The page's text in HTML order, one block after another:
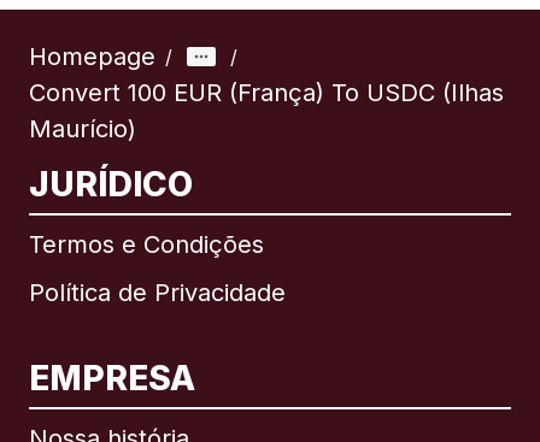
Homepage / /
Convert 100 EUR (França) To USDC (Ilhas
Maurício)
JURÍDICO
Termos e Condições
Política de Privacidade
EMPRESA